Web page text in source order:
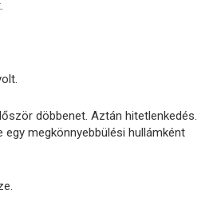
döbbenet. Aztán hitetlenkedés.
megkönnyebbülési hullámként